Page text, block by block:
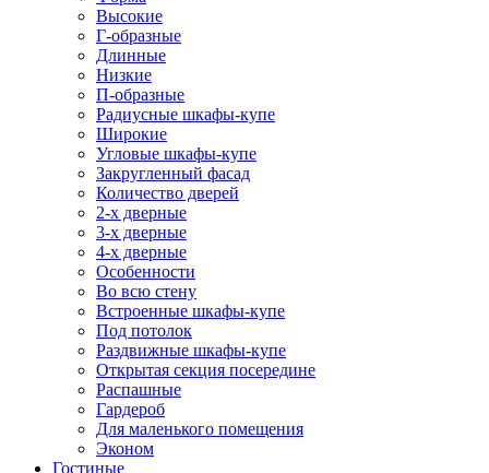
Высокие
Г-образные
Длинные
Низкие
П-образные
Радиусные шкафы-купе
Широкие
Угловые шкафы-купе
Закругленный фасад
Количество дверей
2-х дверные
3-х дверные
4-х дверные
Особенности
Во всю стену
Встроенные шкафы-купе
Под потолок
Раздвижные шкафы-купе
Открытая секция посередине
Распашные
Гардероб
Для маленького помещения
Эконом
Гостиные